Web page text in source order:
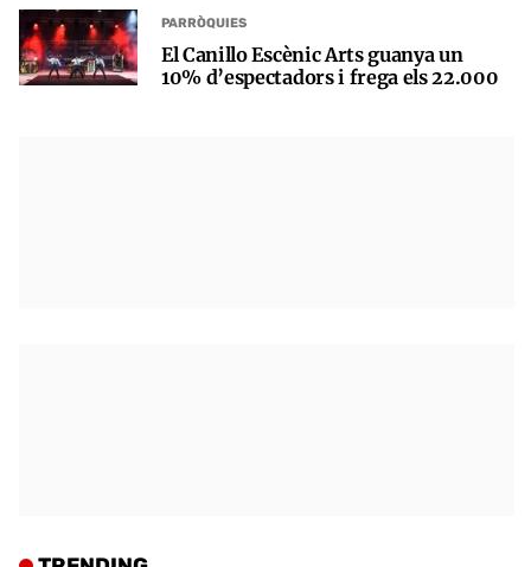
PARRÒQUIES
El Canillo Escènic Arts guanya un
10% d’espectadors i frega els 22.000